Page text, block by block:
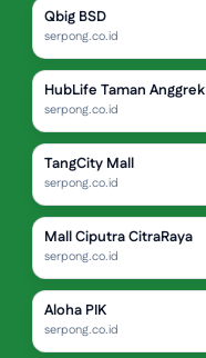
Qbig BSD
serpong.co.id
HubLife Taman Anggrek
serpong.co.id
TangCity Mall
serpong.co.id
Mall Ciputra CitraRaya
serpong.co.id
Aloha PIK
serpong.co.id